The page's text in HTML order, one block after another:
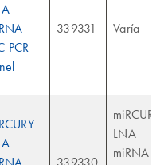
PCR
339331 Varía
339330
miRCURY
LNA
miRNA